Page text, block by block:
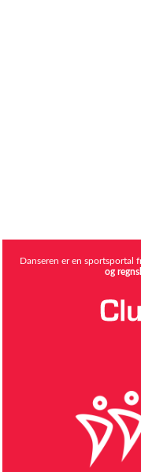
Danseren er en sportsportal
og